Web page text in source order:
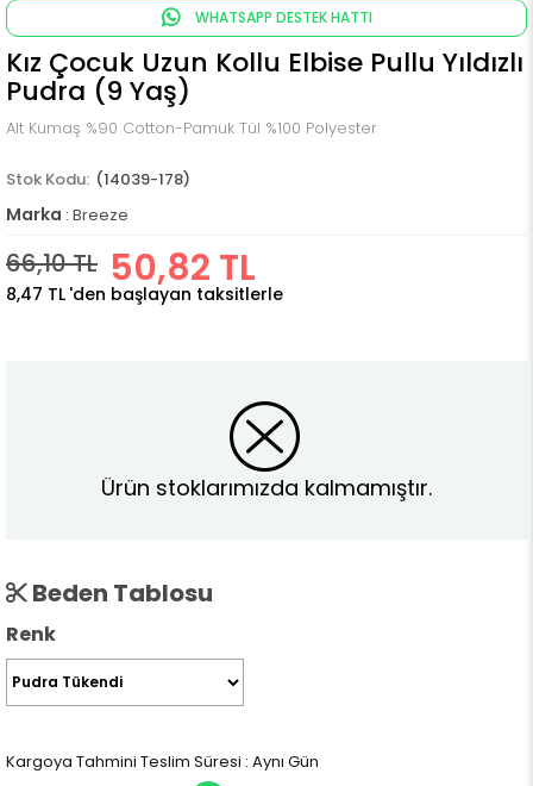
WHATSAPP DESTEK HATTI
Kız Çocuk Uzun Kollu Elbise Pullu Yıldızlı
Pudra (9 Yaş)
Alt Kumaş %90 Cotton-Pamuk Tül %100 Polyester
(14039-178)
Marka : Breeze
66,10 TL 50,82 TL
8,47 TL 'den başlayan taksitlerle
Ürün stoklarımızda kalmamıştır.
Beden Tablosu
Renk
Kargoya Tahmini Teslim Süresi : Aynı Gün